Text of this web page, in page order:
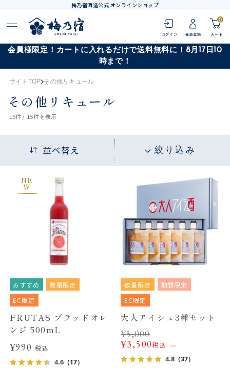
梅乃宿酒造公式 オンラインショップ
0
会員様限定！カートに入れるだけで送料無料に！8月17日10
時まで！
サイトTOP その他リキュール
その他リキュール
15件 / 15件を表示
並べ替え 絞り込み
NE
W
おすすめ
数量限定
EC限定
FRUTAS ブラッドオレ
ンジ 500mL
¥990税込
4.6（17）
数量限定
期間限定
EC限定
大人アイシュ3種セット
¥5,000
¥3,500税込
4.8 （37）